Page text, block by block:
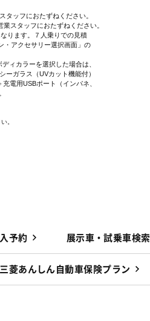
ッフにおたずねください。
スタッフにおたずねください。
ります。７人乗りでの見積
・アクセサリー選択画面」の
ィカラーを選択した場合は、
ガラス（UVカット機能付）
電用USBポート（インパネ、
。
予約 展示車・試乗車検索
三菱あんしん自動車保険プラン